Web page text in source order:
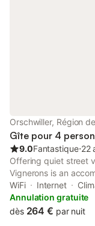
Orschwiller, Région
Gîte pour 4
9.0Fantastique⋅22
Offering quiet street
Vignerons is an
from Le Haut
Expo.
WiFi Internet
Annulation gratuite
dès 264 € par nuit